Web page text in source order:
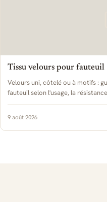
Tissu velours pour fauteuil
Velours uni, côtelé ou à motifs :
fauteuil selon l'usage, la
9 août 2026